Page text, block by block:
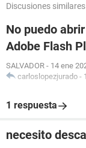
Discusiones similares
No puedo
Adobe Flash
SALVADOR - 14 ene
carloslopezjurado -
1 respuesta
necesito